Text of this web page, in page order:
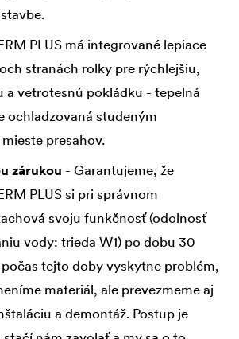
PLUS má integrované lepiace
stranách rolky pre rýchlejšiu,
a vetrotesnú pokládku - tepelná
ochladzovaná studeným
presahov.
zárukou - Garantujeme, že
PLUS si pri správnom
svoju funkčnosť (odolnosť
vody: trieda W1) po dobu 30
tejto doby vyskytne problém,
materiál, ale prevezmeme aj
a demontáž. Postup je